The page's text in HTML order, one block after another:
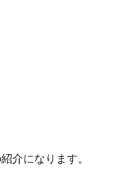
介になります。